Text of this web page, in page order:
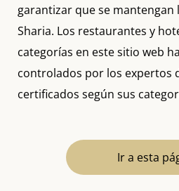
garantizar que se mantengan
Sharia. Los restaurantes y
categorías en este sitio web
controlados por los expertos
certificados según sus
Ir a esta